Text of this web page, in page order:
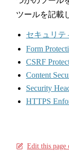
ツールを記載
セキュリテ
Form
CSRF
Content
Security
HTTPS
Edit this page